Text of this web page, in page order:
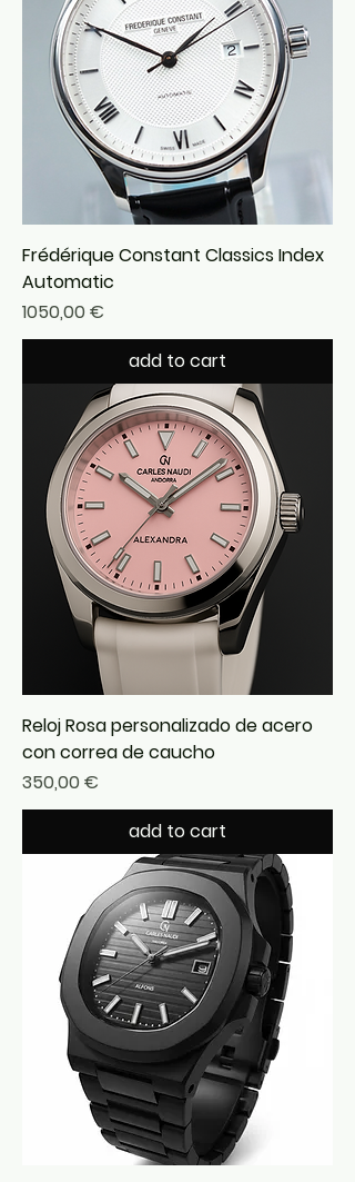
Frédérique Constant Classics Index
Automatic
Precio
1050,00 €
add to cart
Reloj Rosa personalizado de acero
con correa de caucho
Precio
350,00 €
add to cart